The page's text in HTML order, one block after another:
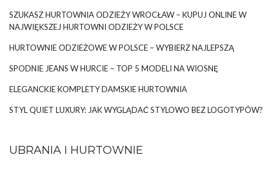
SZUKASZ HURTOWNIA ODZIEŻY WROCŁAW – KUPUJ ONLINE W
NAJWIĘKSZEJ HURTOWNI ODZIEŻY W POLSCE
HURTOWNIE ODZIEŻOWE W POLSCE – WYBIERZ NAJLEPSZĄ
SPODNIE JEANS W HURCIE – TOP 5 MODELI NA WIOSNĘ
ELEGANCKIE KOMPLETY DAMSKIE HURTOWNIA
STYL QUIET LUXURY: JAK WYGLĄDAĆ STYLOWO BEZ LOGOTYPÓW?
UBRANIA I HURTOWNIE